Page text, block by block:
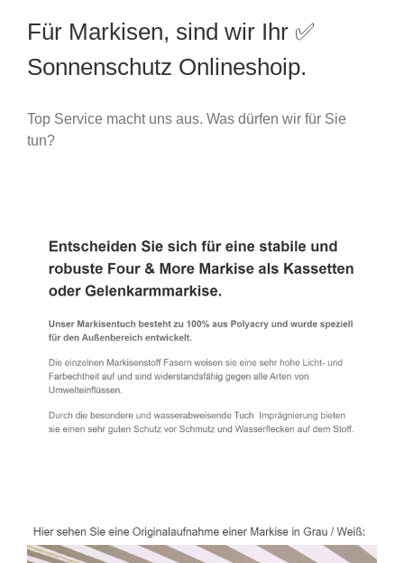
Für Markisen, sind wir Ihr ✅
Sonnenschutz Onlineshoip.
Top Service macht uns aus. Was dürfen wir für Sie
tun?